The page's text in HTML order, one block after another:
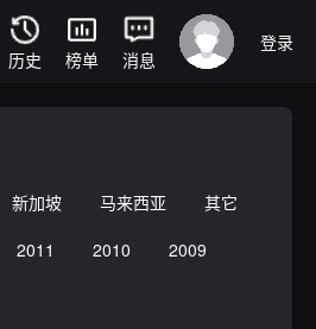
历史 榜单 消息
登录
新加坡 马来西亚
其它
2011 2010
2009